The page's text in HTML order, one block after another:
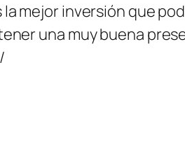
mejor inversión que
una muy buena